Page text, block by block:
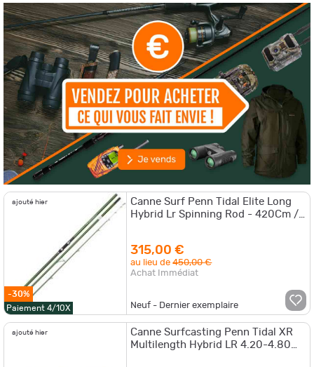
NaturaBuy !
NaturaBuy vous invite à découvrir sa gamme régulièrement renouvelée
de cannes à pêche surfcasting qui répond à vos différents besoins.
Faites défiler les nombreuses références de notre catalogue en ligne
afin de dénicher les propositions de marques de renom, telles que
Vercelli, Tortue ou Mitchell. Elles vous proposent des cannes novatrices
qui se démarquent par leur performance et leur qualité.
En plus des cannes à pêche surfcasting, nous vous présentons
également desmoulinets surfcasting, desaccessoires de montage
surfcasting ou des hameçons surfcasting. Vous recherchez autre
chose ? Insérez les mots-clés pertinents dans la barre de recherche
située en haut de page pour dénicher deslampes frontales
bâtons lumineux
ou des
ajouté hier
-30%
Paiement 4/10X
Canne Surf Penn Tidal Elite Long
Hybrid Lr Spinning Rod - 420Cm /
315,00 €
au lieu de450,00 €
Achat Immédiat
Neuf - Dernier exemplaire
ajouté hier
Canne Surfcasting Penn Tidal XR
Multilength Hybrid LR 4.20-4.80m